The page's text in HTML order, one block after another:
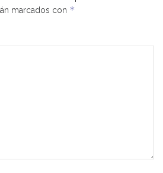
marcados con *